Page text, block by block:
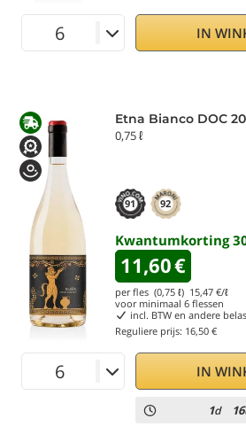
IN
Etna Bianco DOC
0,75 ℓ
91 92
Kwantumkorting
11,60€
per fles (0,75 ℓ) 15,47 €/ℓ
voor minimaal 6 flessen
incl. BTW en andere
Reguliere prijs: 16,50 €
IN
1d 16